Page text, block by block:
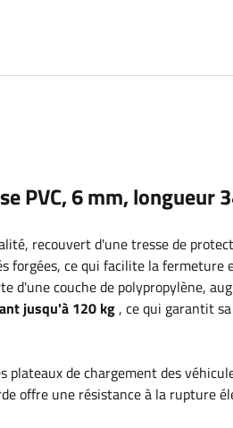
PVC, 6 mm, longueur
recouvert d'une tresse de
forgées, ce qui facilite la fermeture
d'une couche de polypropylène,
jusqu'à 120 kg, ce qui garantit
plateaux de chargement des
offre une résistance à la rupture